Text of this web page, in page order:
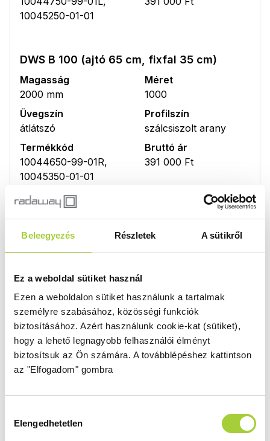
Beleegyezés Részletek A sütikről
Ez a weboldal sütiket használ
Ezen a weboldalon sütiket használunk a tartalmak
személyre szabásához, közösségi funkciók
biztosításához. Azért használunk cookie-kat (sütiket),
hogy a lehető legnagyobb felhasználói élményt
biztosítsuk az Ön számára. A továbblépéshez kattintson
az "Elfogadom" gombra
kiválasztása
Elengedhetetlen
10045250-01-01
DWS B 100 (ajtó 65 cm, fixfal 35 cm)
Magasság
2000 mm
Méret
1000
Üvegszín
átlátszó
Profilszín
szálcsiszolt arany
Termékkód
10044650-99-01R,
10045350-01-01
Bruttó ár
391 000 Ft
DWS B 100 (ajtó 65 cm, fixfal 35 cm)
Magasság
2000 mm
Méret
1000
Üvegszín
Termékkód
10044650-99-01L,
10045350-01-01
Bruttó ár
391 000 Ft